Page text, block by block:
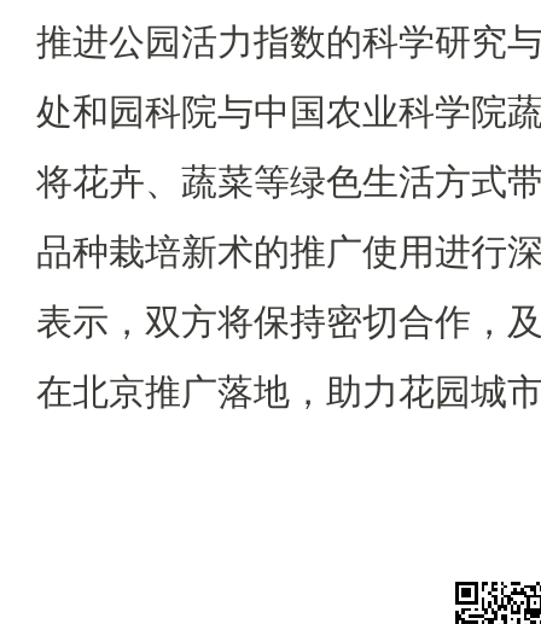
推进公园活力指数的科学研究
处和园科院与中国农业科学院
将花卉、蔬菜等绿色生活方式
品种栽培新术的推广使用进行
表示，双方将保持密切合作，
在北京推广落地，助力花园城